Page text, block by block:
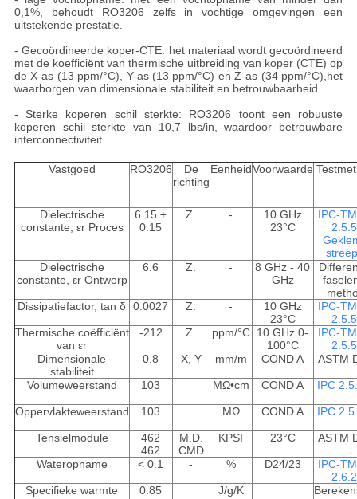
0,1%, behoudt RO3206 zelfs in vochtige omgevingen een
uitstekende prestatie.
- Gecoördineerde koper-CTE: het materiaal wordt gecoördineerd
met de koefficiënt van thermische uitbreiding van koper (CTE) op
de X-as (13 ppm/°C), Y-as (13 ppm/°C) en Z-as (34 ppm/°C),het
waarborgen van dimensionale stabiliteit en betrouwbaarheid.
- Sterke koperen schil sterkte: RO3206 toont een robuuste
koperen schil sterkte van 10,7 lbs/in, waardoor betrouwbare
interconnectiviteit.
Vastgoed RO3206
De
richting
EenheidVoorwaarde
Dielectrische
constante, εr Proces
6.15 ±
0.15
Z. -
10 GHz
23°C
IPC-
Dielectrische
constante, εr Ontwerp
6.6 Z. -
8 GHz - 40
GHz
Dissipatiefactor, tan δ 0.0027 Z. -
10 GHz
23°C
IPC-
Thermische coëfficiënt
van εr
-212 Z. ppm/°C 10 GHz 0-
100°C
IPC-
Dimensionale
stabiliteit
0.8 X, Y mm/m COND A ASTM
Volumeweerstand 103 MΩ•cm COND A IPC
Oppervlakteweerstand 103 MΩ COND A IPC
Tensielmodule
462
462
M.D.
CMD
KPSI 23°C ASTM
Wateropname < 0.1 - % D24/23
IPC-
Specifieke warmte
0.85 J/g/K